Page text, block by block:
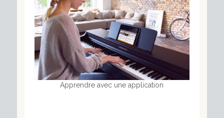
Apprendre avec une application